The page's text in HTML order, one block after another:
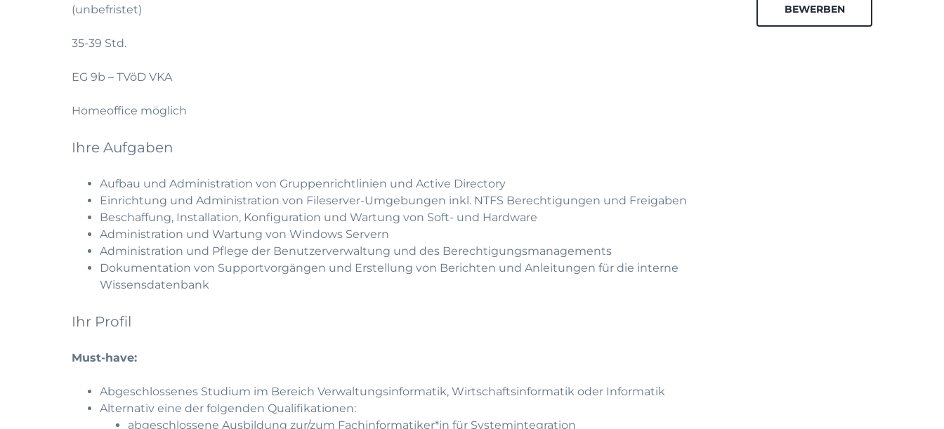
(unbefristet)
35-39 Std.
EG 9b – TVöD VKA
Homeoffice möglich
Ihre Aufgaben
Aufbau und Administration von Gruppenrichtlinien und Active Directory
Einrichtung und Administration von Fileserver-Umgebungen inkl. NTFS Berechtigungen und Freigaben
Beschaffung, Installation, Konfiguration und Wartung von Soft- und Hardware
Administration und Wartung von Windows Servern
Administration und Pflege der Benutzerverwaltung und des Berechtigungsmanagements
Dokumentation von Supportvorgängen und Erstellung von Berichten und Anleitungen für die interne
Wissensdatenbank
Ihr Profil
Must-have:
Abgeschlossenes Studium im Bereich Verwaltungsinformatik, Wirtschaftsinformatik oder Informatik
Alternativ eine der folgenden Qualifikationen:
abgeschlossene Ausbildung zur/zum Fachinformatiker*in für Systemintegration
BEWERBEN